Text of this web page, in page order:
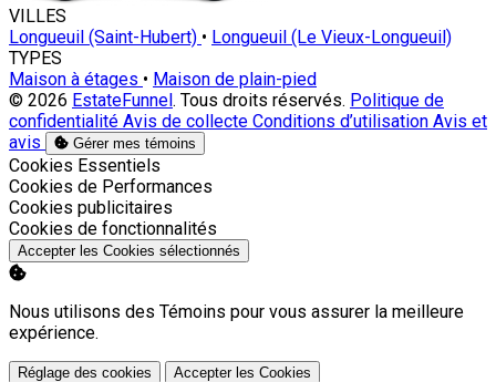
VILLES
Longueuil (Saint-Hubert) • Longueuil (Le Vieux-Longueuil)
TYPES
Maison à étages • Maison de plain-pied
© 2026 EstateFunnel. Tous droits réservés. Politique de
confidentialité Avis de collecte Conditions d’utilisation Avis et
avis
Gérer mes témoins
Activer
Cookies Essentiels
Activer
Cookies de Performances
Activer
Cookies publicitaires
Activer
Cookies de fonctionnalités
Accepter les Cookies sélectionnés
Nous utilisons des Témoins pour vous assurer la meilleure
expérience.
Réglage des cookies Accepter les Cookies